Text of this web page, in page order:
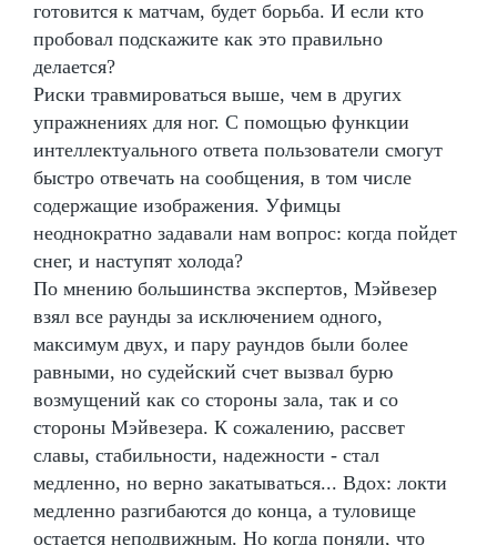
готовится к матчам, будет борьба. И если кто
пробовал подскажите как это правильно
делается?
Риски травмироваться выше, чем в других
упражнениях для ног. С помощью функции
интеллектуального ответа пользователи смогут
быстро отвечать на сообщения, в том числе
содержащие изображения. Уфимцы
неоднократно задавали нам вопрос: когда пойдет
снег, и наступят холода?
По мнению большинства экспертов, Мэйвезер
взял все раунды за исключением одного,
максимум двух, и пару раундов были более
равными, но судейский счет вызвал бурю
возмущений как со стороны зала, так и со
стороны Мэйвезера. К сожалению, рассвет
славы, стабильности, надежности - стал
медленно, но верно закатываться... Вдох: локти
медленно разгибаются до конца, а туловище
остается неподвижным. Но когда поняли, что